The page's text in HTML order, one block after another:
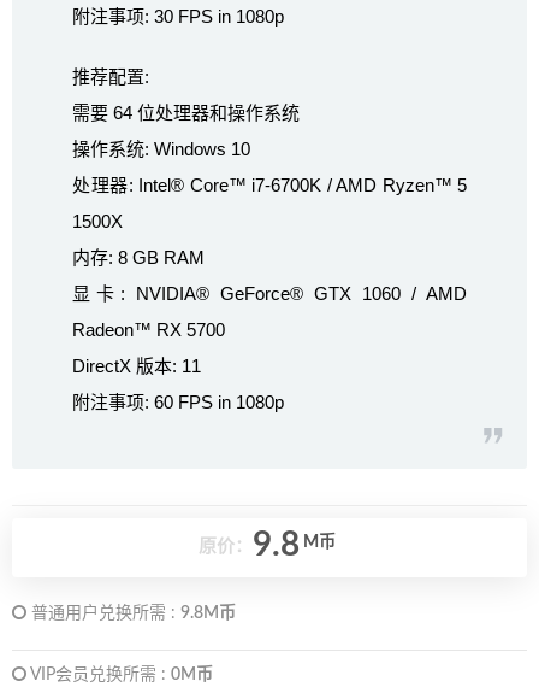
附注事项: 30 FPS in 1080p
推荐配置:
需要 64 位处理器和操作系统
操作系统: Windows 10
处理器: Intel® Core™ i7-6700K / AMD Ryzen™ 5
1500X
内存: 8 GB RAM
显卡: NVIDIA® GeForce® GTX 1060 / AMD
Radeon™ RX 5700
DirectX 版本: 11
附注事项: 60 FPS in 1080p
原价： 9.8 M币
普通用户兑换所需 : 9.8M币
VIP会员兑换所需 : 0M币